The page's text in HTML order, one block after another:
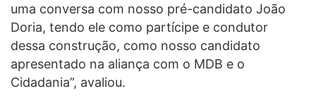
uma conversa com nosso pré-candidato João
Doria, tendo ele como partícipe e condutor
dessa construção, como nosso candidato
apresentado na aliança com o MDB e o
Cidadania”, avaliou.